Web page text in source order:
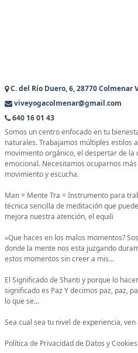
C. del Río Duero, 6, 28770 Colmenar
viveyogacolmenar@gmail.com
640 16 01 43
Somos un centro enfocado en tu
naturales. Trabajamos múltiples estilos
movimiento orgánico, el despertar de
emocional. Necesitamos ocuparnos
movimiento y escucha.
Man = Mente Tra = Instrumento para
técnica sencilla de meditación que
mejora nuestra atención, el equili
«Que haces en los malos momentos?
donde la mente nos esta juzgando
estos momentos sin creer a mis...
El Significado de Shanti y porque lo
significado es Paz Y decimos paz, paz,
lo que se...
Sea cual sea tu nivel de experiencia,
Política de Privacidad de Datos y